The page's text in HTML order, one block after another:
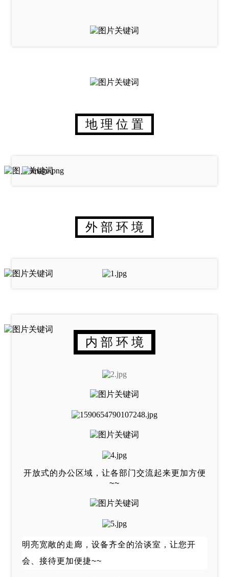
地 理 位 置
外 部 环 境
内 部 环 境
开放式的办公区域，让各部门交流起来更加方便
~~
明亮宽敞的走廊，设备齐全的洽谈室，让您开
会、接待更加便捷~~